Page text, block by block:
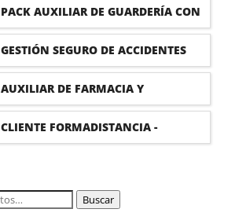
PACK AUXILIAR DE GUARDERÍA CON
PRÁCTICAS
GESTIÓN SEGURO DE ACCIDENTES
(PRÁCTICAS FORMATIVAS)
AUXILIAR DE FARMACIA Y
PARAFARMACIA CON PRÁCTICAS
CLIENTE FORMADISTANCIA -
Buscar